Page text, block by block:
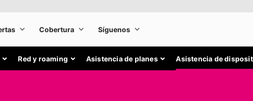
Red y roaming Asistencia de planes Asistencia de